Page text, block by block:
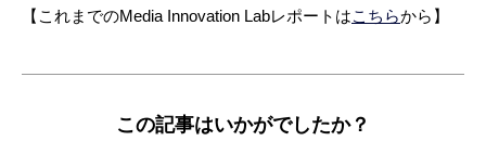
【これまでのMedia Innovation Labレポートはこちらから】
この記事はいかがでしたか？